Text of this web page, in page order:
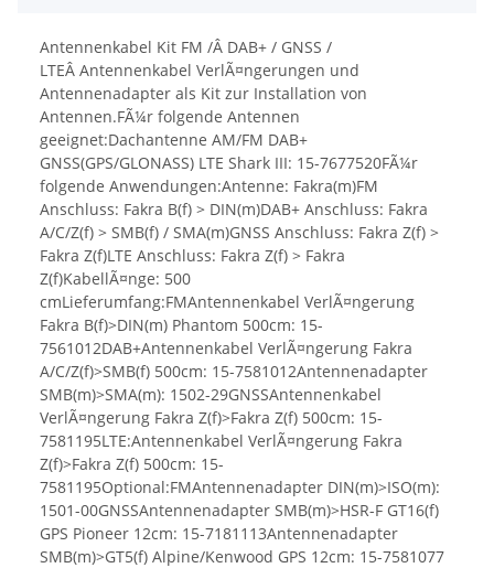
Antennenkabel Kit FM /Â DAB+ / GNSS /
LTEÂ Antennenkabel VerlÃ¤ngerungen und
Antennenadapter als Kit zur Installation von
Antennen.FÃ¼r folgende Antennen
geeignet:Dachantenne AM/FM DAB+
GNSS(GPS/GLONASS) LTE Shark III: 15-7677520FÃ¼r
folgende Anwendungen:Antenne: Fakra(m)FM
Anschluss: Fakra B(f) > DIN(m)DAB+ Anschluss: Fakra
A/C/Z(f) > SMB(f) / SMA(m)GNSS Anschluss: Fakra Z(f) >
Fakra Z(f)LTE Anschluss: Fakra Z(f) > Fakra
Z(f)KabellÃ¤nge: 500
cmLieferumfang:FMAntennenkabel VerlÃ¤ngerung
Fakra B(f)>DIN(m) Phantom 500cm: 15-
7561012DAB+Antennenkabel VerlÃ¤ngerung Fakra
A/C/Z(f)>SMB(f) 500cm: 15-7581012Antennenadapter
SMB(m)>SMA(m): 1502-29GNSSAntennenkabel
VerlÃ¤ngerung Fakra Z(f)>Fakra Z(f) 500cm: 15-
7581195LTE:Antennenkabel VerlÃ¤ngerung Fakra
Z(f)>Fakra Z(f) 500cm: 15-
7581195Optional:FMAntennenadapter DIN(m)>ISO(m):
1501-00GNSSAntennenadapter SMB(m)>HSR-F GT16(f)
GPS Pioneer 12cm: 15-7181113Antennenadapter
SMB(m)>GT5(f) Alpine/Kenwood GPS 12cm: 15-7581077